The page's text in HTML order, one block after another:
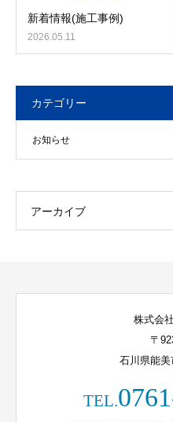
新着情報(施工事例)
2026.05.11
カテゴリー
お知らせ
アーカイブ
株式会
〒
石川県能
TEL.